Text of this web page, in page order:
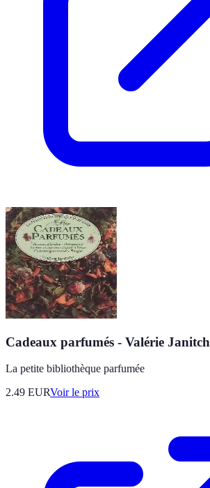
Cadeaux parfumés - Valérie Janitch
La petite bibliothèque parfumée
2.49 EURVoir le prix